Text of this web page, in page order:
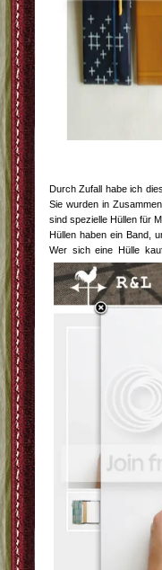
Durch Zufall habe ich
Sie wurden in
sind spezielle Hüllen für
Hüllen haben ein Band,
Wer sich eine Hülle